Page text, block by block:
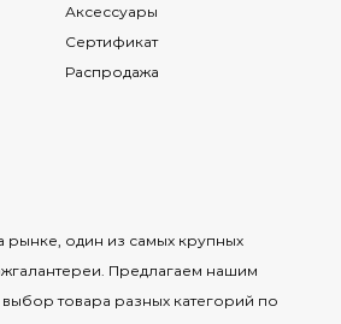
Аксессуары
Сертификат
Распродажа
рынке, один из самых крупных
Предлагаем нашим
товара разных категорий по